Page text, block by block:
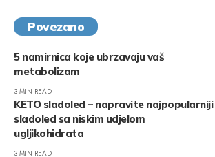
Povezano
5 namirnica koje ubrzavaju vaš
metabolizam
3 MIN READ
KETO sladoled – napravite najpopularniji
sladoled sa niskim udjelom
ugljikohidrata
3 MIN READ